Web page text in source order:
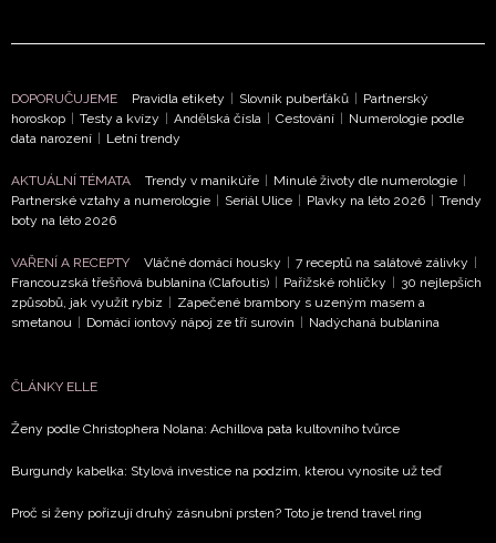
DOPORUČUJEME Pravidla etikety | Slovník puberťáků | Partnerský
horoskop | Testy a kvízy | Andělská čísla | Cestování | Numerologie podle
data narození | Letní trendy
AKTUÁLNÍ TÉMATA Trendy v manikúře | Minulé životy dle numerologie |
Partnerské vztahy a numerologie | Seriál Ulice | Plavky na léto 2026 | Trendy
boty na léto 2026
VAŘENÍ A RECEPTY Vláčné domácí housky | 7 receptů na salátové zálivky |
Francouzská třešňová bublanina (Clafoutis) | Pařížské rohlíčky | 30 nejlepších
způsobů, jak využít rybíz | Zapečené brambory s uzeným masem a
smetanou | Domácí iontový nápoj ze tří surovin | Nadýchaná bublanina
ČLÁNKY ELLE
Ženy podle Christophera Nolana: Achillova pata kultovního tvůrce
Burgundy kabelka: Stylová investice na podzim, kterou vynosíte už teď
Proč si ženy pořizují druhý zásnubní prsten? Toto je trend travel ring